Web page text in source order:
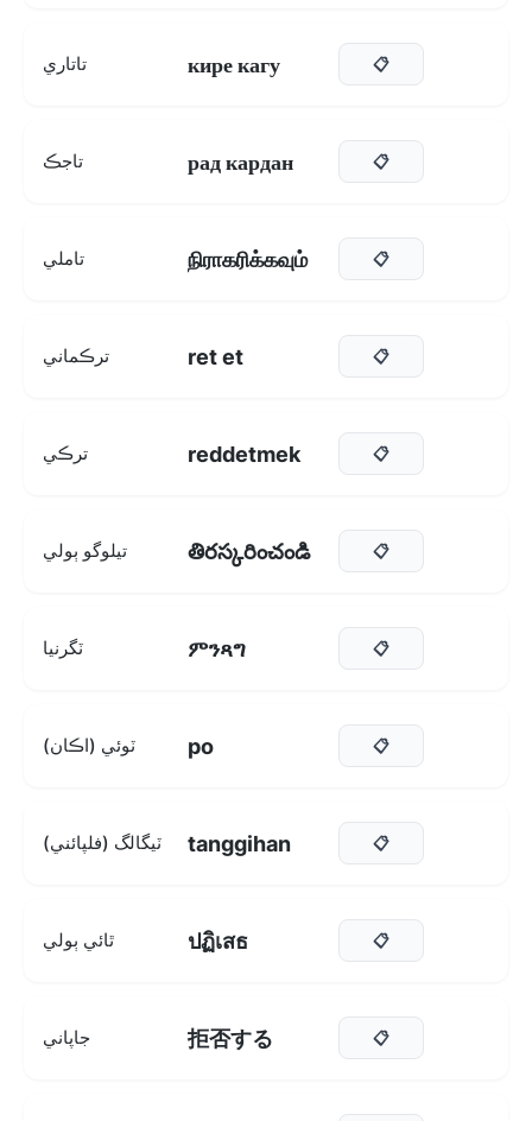
تاتاري кире кагу 📋
تاجڪ рад кардан 📋
تاملي நிராகரிக்கவும் 📋
ترڪماني ret et 📋
ترڪي reddetmek 📋
تيلوگو ٻولي తిరస్కరించండి 📋
ٽگرنيا ምንጻግ 📋
ٽوئي (اڪان) po 📋
ٽيگالگ (فلپائني) tanggihan 📋
ٿائي ٻولي ปฏิเสธ 📋
جاپاني 拒否する 📋